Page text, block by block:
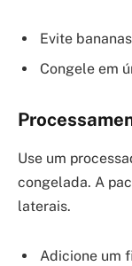
Evite
Congele em
Use um
congelada. A
laterais.
Adicione um